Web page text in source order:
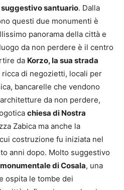
santuario. Dalla
questi due monumenti è
panorama della città e
da non perdere è il centro
da Korzo, la sua strada
ricca di negozietti, locali per
bancarelle che vendono
da non perdere,
chiesa di Nostra
Zabica ma anche la
costruzione fu iniziata nel
anni dopo. Molto suggestivo
di Cosala, una
ospita le tombe dei